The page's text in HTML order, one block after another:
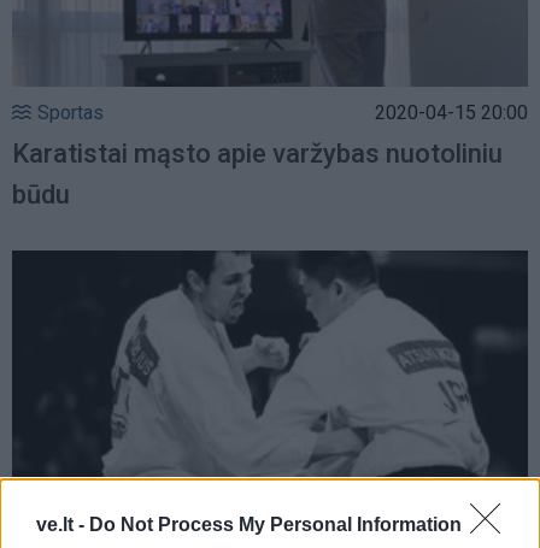
ve.lt - Do Not Process My Personal Information
Sportas 2020-04-15 20:00
Karatistai mąsto apie varžybas nuotoliniu
būdu